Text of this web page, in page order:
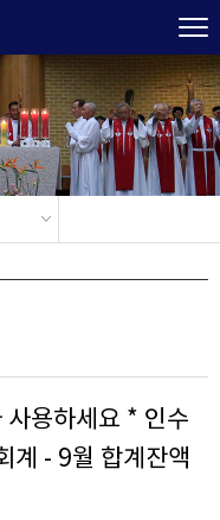
사용하세요 * 인수
계 - 9월 합계잔액